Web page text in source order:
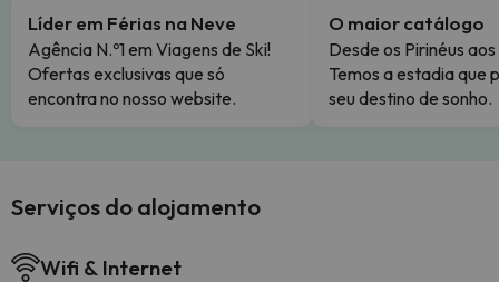
Líder em Férias na Neve
Agência N.º1 em Viagens de Ski!
Ofertas exclusivas que só
encontra no nosso website.
O maior catálogo
Desde os Pirinéus
Temos a estadia que
seu destino de sonho.
Serviços do alojamento
Wifi & Internet